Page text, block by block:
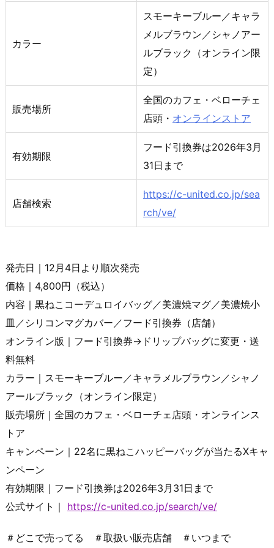
カラー
スモーキーブルー／キャラ
メルブラウン／シャノアー
ルブラック（オンライン限
定）
販売場所
全国のカフェ・ベローチェ
店頭・ オンラインストア
有効期限
フード引換券は2026年3月
31日まで
店舗検索
https://c-united.co.jp/sea
rch/ve/
発売日｜12月4日より順次発売
価格｜4,800円（税込）
内容｜黒ねこコーデュロイバッグ／美濃焼マグ／美濃焼小
皿／シリコンマグカバー／フード引換券（店舗）
オンライン版｜フード引換券→ドリップバッグに変更・送
料無料
カラー｜スモーキーブルー／キャラメルブラウン／シャノ
アールブラック（オンライン限定）
販売場所｜全国のカフェ・ベローチェ店頭・オンラインス
トア
キャンペーン｜22名に黒ねこハッピーバッグが当たるXキャ
ンペーン
有効期限｜フード引換券は2026年3月31日まで
公式サイト｜
https://c-united.co.jp/search/ve/
＃どこで売ってる ＃取扱い販売店舗 ＃いつまで